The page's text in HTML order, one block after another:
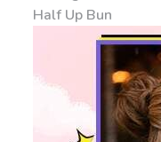
Half Up Bun